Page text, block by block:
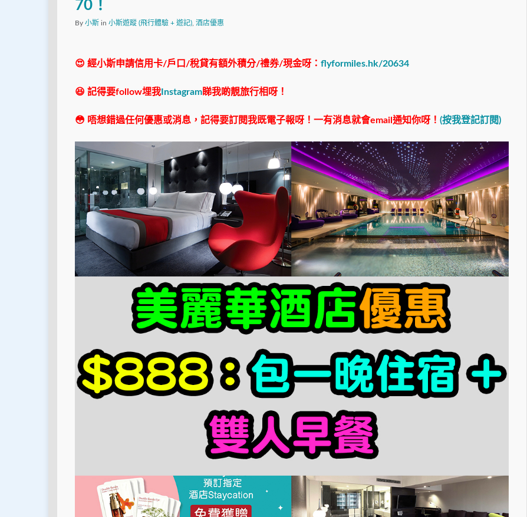
70！
By 小斯 in 小斯遊蹤 (飛行體驗 + 遊記) 酒店優惠
😍 經小斯申請信用卡/戶口/稅貸有額外積分/禮券/現金呀： flyformiles.hk/20634
😆 記得要follow埋我 Instagram睇我啲靚旅行相呀！
😳 唔想錯過任何優惠或消息，記得要訂閱我既電子報呀！一有消息就會email通知你呀！ (按我登記訂閱)